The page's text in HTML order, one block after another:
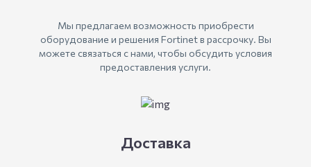
Мы предлагаем возможность приобрести
оборудование и решения Fortinet в рассрочку. Вы
можете связаться с нами, чтобы обсудить условия
предоставления услуги.
Доставка